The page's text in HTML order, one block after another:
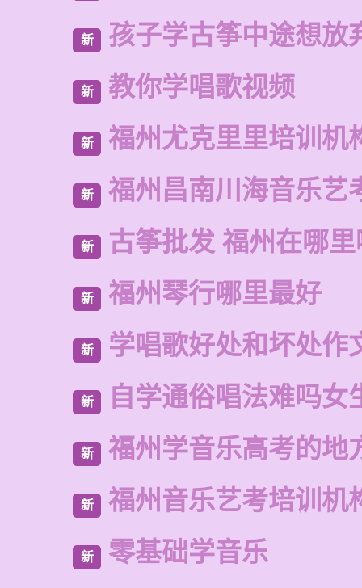
新 孩子学古筝中途想放
新 教你学唱歌视频
新 福州尤克里里培训机
新 福州昌南川海音乐艺
新 古筝批发 福州在哪
新 福州琴行哪里最好
新 学唱歌好处和坏处作
新 自学通俗唱法难吗女
新 福州学音乐高考的地
新 福州音乐艺考培训机
新 零基础学音乐